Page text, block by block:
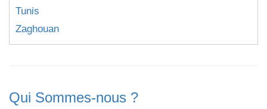
Tunis
Zaghouan
Qui Sommes-nous ?